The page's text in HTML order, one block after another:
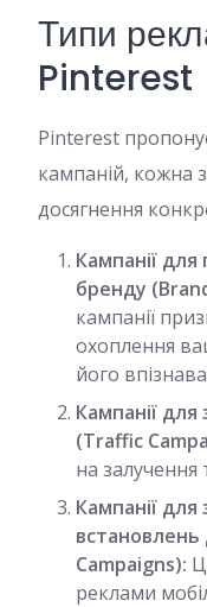
Типи
Pinterest
Pinterest
кампаній, кожна
досягнення
Кампанії для
бренду
кампанії
охоплення
його
Кампанії
(Traffic
на залучення
Кампанії для
Campaigns):
реклами